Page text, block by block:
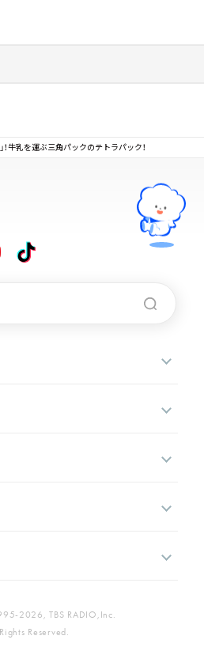
！牛乳を運ぶ三角パックのテトラパック！
2026, TBS RADIO,Inc.
Reserved.